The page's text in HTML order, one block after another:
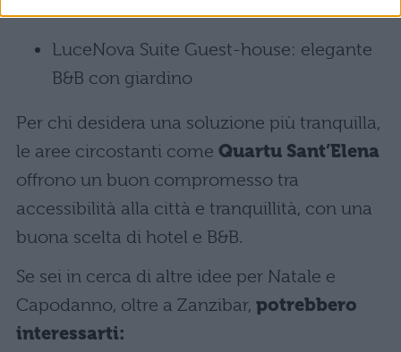
LuceNova Suite Guest-house: elegante
B&B con giardino
Per chi desidera una soluzione più tranquilla,
le aree circostanti come Quartu Sant’Elena
offrono un buon compromesso tra
accessibilità alla città e tranquillità, con una
buona scelta di hotel e B&B.
Se sei in cerca di altre idee per Natale e
Capodanno, oltre a Zanzibar, potrebbero
interessarti: